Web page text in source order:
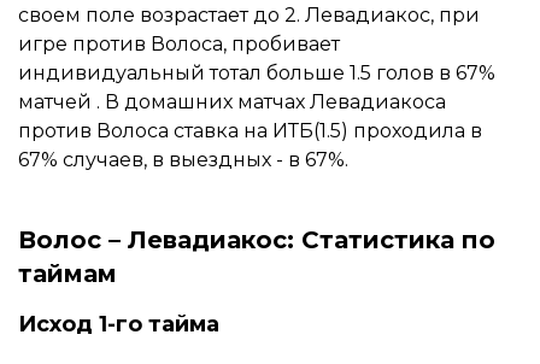
своем поле возрастает до 2. Левадиакос, при
игре против Волоса, пробивает
индивидуальный тотал больше 1.5 голов в 67%
матчей . В домашних матчах Левадиакоса
против Волоса ставка на ИТБ(1.5) проходила в
67% случаев, в выездных - в 67%.
Волос – Левадиакос: Статистика по
таймам
Исход 1-го тайма